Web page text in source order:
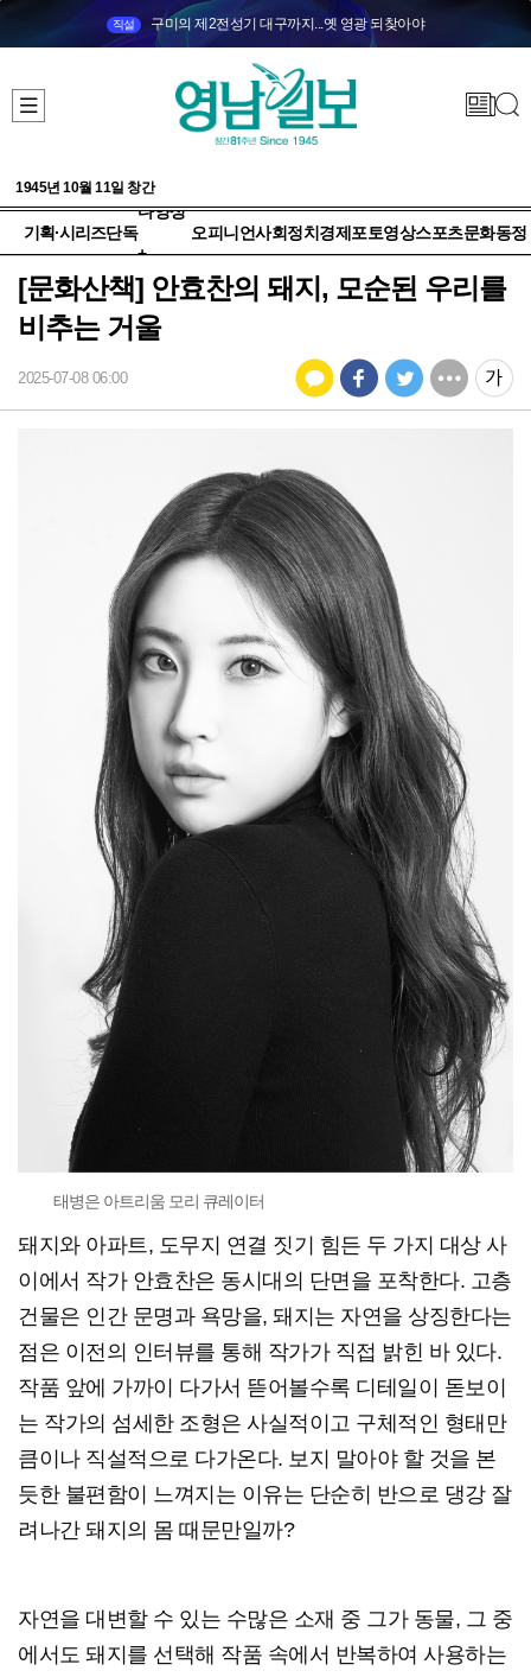
직설 구미의 제2전성기 대구까지...옛 영광 되찾아야
1945년 10월 11일 창간
기획·시리즈단독
다양성
+
오피니언사회정치 경제 포토영상스포츠문화동정
[문화산책] 안효찬의 돼지, 모순된 우리를
비추는 거울
2025-07-08 06:00
태병은 아트리움 모리 큐레이터
돼지와 아파트, 도무지 연결 짓기 힘든 두 가지 대상 사
이에서 작가 안효찬은 동시대의 단면을 포착한다. 고층
건물은 인간 문명과 욕망을, 돼지는 자연을 상징한다는
점은 이전의 인터뷰를 통해 작가가 직접 밝힌 바 있다.
작품 앞에 가까이 다가서 뜯어볼수록 디테일이 돋보이
는 작가의 섬세한 조형은 사실적이고 구체적인 형태만
큼이나 직설적으로 다가온다. 보지 말아야 할 것을 본
듯한 불편함이 느껴지는 이유는 단순히 반으로 댕강 잘
려나간 돼지의 몸 때문만일까?
자연을 대변할 수 있는 수많은 소재 중 그가 동물, 그 중
에서도 돼지를 선택해 작품 속에서 반복하여 사용하는